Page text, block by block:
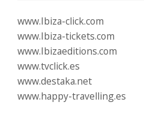
www.Ibiza-click.com
www.Ibiza-tickets.com
www.Ibizaeditions.com
www.tvclick.es
www.destaka.net
www.happy-travelling.es